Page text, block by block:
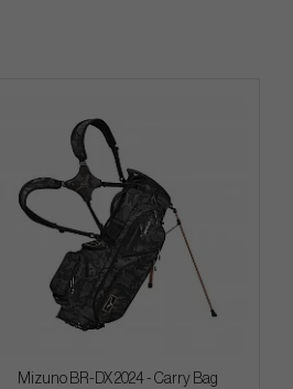
Mizuno BR-DX 2024 - Carry Bag